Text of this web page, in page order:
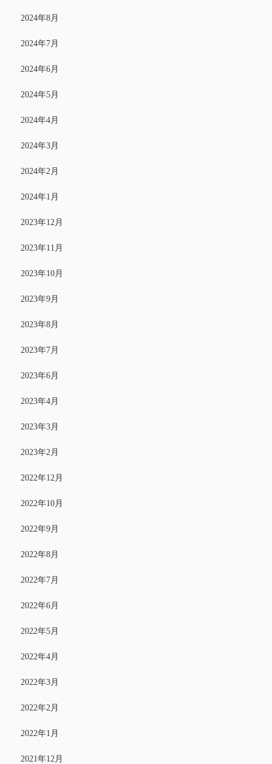
2024年8月
2024年7月
2024年6月
2024年5月
2024年4月
2024年3月
2024年2月
2024年1月
2023年12月
2023年11月
2023年10月
2023年9月
2023年8月
2023年7月
2023年6月
2023年4月
2023年3月
2023年2月
2022年12月
2022年10月
2022年9月
2022年8月
2022年7月
2022年6月
2022年5月
2022年4月
2022年3月
2022年2月
2022年1月
2021年12月